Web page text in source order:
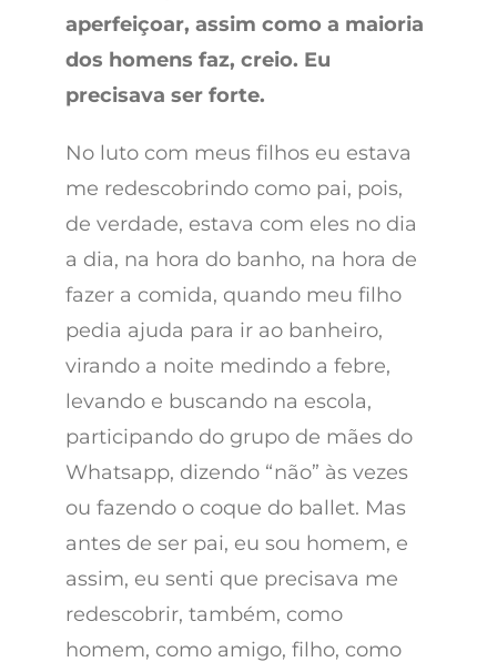
aperfeiçoar, assim como a maioria
dos homens faz, creio. Eu
precisava ser forte.
No luto com meus filhos eu estava
me redescobrindo como pai, pois,
de verdade, estava com eles no dia
a dia, na hora do banho, na hora de
fazer a comida, quando meu filho
pedia ajuda para ir ao banheiro,
virando a noite medindo a febre,
levando e buscando na escola,
participando do grupo de mães do
Whatsapp, dizendo “não” às vezes
ou fazendo o coque do ballet. Mas
antes de ser pai, eu sou homem, e
assim, eu senti que precisava me
redescobrir, também, como
homem, como amigo, filho, como